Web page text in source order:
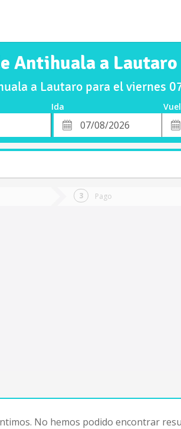
Antihuala a Lautaro
a Lautaro para el viernes
Ida
Fecha
de
de
Pago
No hemos podido encontrar